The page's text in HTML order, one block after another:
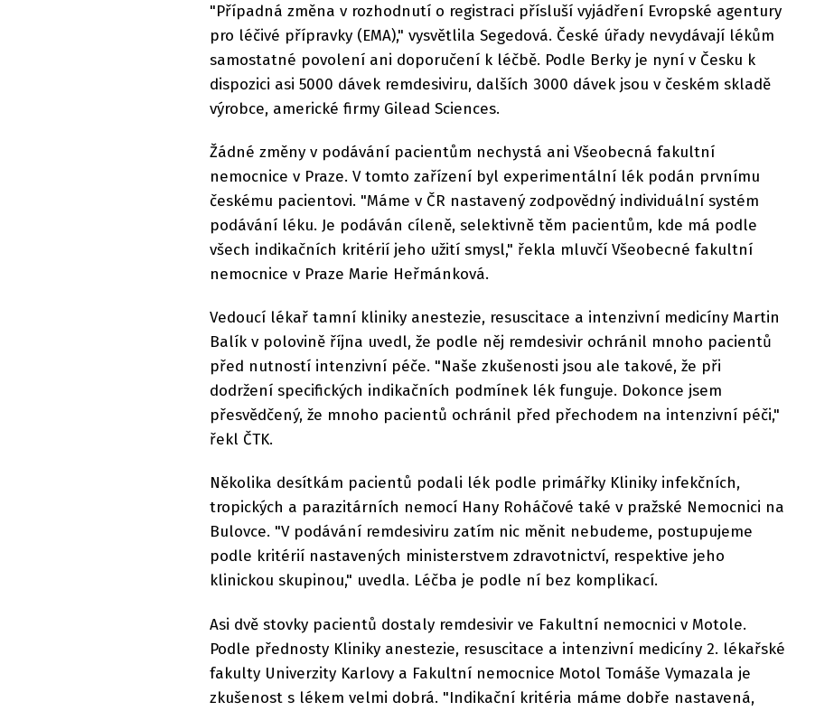
"Případná změna v rozhodnutí o registraci přísluší vyjádření Evropské agentury
pro léčivé přípravky (EMA)," vysvětlila Segedová. České úřady nevydávají lékům
samostatné povolení ani doporučení k léčbě. Podle Berky je nyní v Česku k
dispozici asi 5000 dávek remdesiviru, dalších 3000 dávek jsou v českém skladě
výrobce, americké firmy Gilead Sciences.
Žádné změny v podávání pacientům nechystá ani Všeobecná fakultní
nemocnice v Praze. V tomto zařízení byl experimentální lék podán prvnímu
českému pacientovi. "Máme v ČR nastavený zodpovědný individuální systém
podávání léku. Je podáván cíleně, selektivně těm pacientům, kde má podle
všech indikačních kritérií jeho užití smysl," řekla mluvčí Všeobecné fakultní
nemocnice v Praze Marie Heřmánková.
Vedoucí lékař tamní kliniky anestezie, resuscitace a intenzivní medicíny Martin
Balík v polovině října uvedl, že podle něj remdesivir ochránil mnoho pacientů
před nutností intenzivní péče. "Naše zkušenosti jsou ale takové, že při
dodržení specifických indikačních podmínek lék funguje. Dokonce jsem
přesvědčený, že mnoho pacientů ochránil před přechodem na intenzivní péči,"
řekl ČTK.
Několika desítkám pacientů podali lék podle primářky Kliniky infekčních,
tropických a parazitárních nemocí Hany Roháčové také v pražské Nemocnici na
Bulovce. "V podávání remdesiviru zatím nic měnit nebudeme, postupujeme
podle kritérií nastavených ministerstvem zdravotnictví, respektive jeho
klinickou skupinou," uvedla. Léčba je podle ní bez komplikací.
Asi dvě stovky pacientů dostaly remdesivir ve Fakultní nemocnici v Motole.
Podle přednosty Kliniky anestezie, resuscitace a intenzivní medicíny 2. lékařské
fakulty Univerzity Karlovy a Fakultní nemocnice Motol Tomáše Vymazala je
zkušenost s lékem velmi dobrá. "Indikační kritéria máme dobře nastavená,